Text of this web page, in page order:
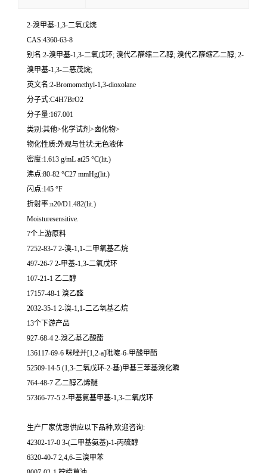
2-溴甲基-1,3-二氧戊烷
CAS:4360-63-8
别名:2-溴甲基-1,3-二氧戊环; 溴代乙醛缩二乙醇; 溴代乙醛缩乙二醇; 2-
溴甲基-1,3-二恶茂烷;
英文名:2-Bromomethyl-1,3-dioxolane
分子式:C4H7BrO2
分子量:167.001
类别:其他>化学试剂>卤化物>
物化性质:外观与性状:无色液体
密度:1.613 g/mL at25 °C(lit.)
沸点:80-82 °C27 mmHg(lit.)
闪点:145 °F
折射率:n20/D1.482(lit.)
Moisturesensitive.
7个上游原料
7252-83-7 2-溴-1,1-二甲氧基乙烷
497-26-7 2-甲基-1,3-二氧戊环
107-21-1 乙二醇
17157-48-1 溴乙醛
2032-35-1 2-溴-1,1-二乙氧基乙烷
13个下游产品
927-68-4 2-溴乙基乙酸酯
136117-69-6 咪唑并[1,2-a]吡啶-6-甲酸甲酯
52509-14-5 (1,3-二氧戊环-2-基)甲基三苯基溴化瞵
764-48-7 乙二醇乙烯醚
57366-77-5 2-甲基氨基甲基-1,3-二氧戊环
生产厂家优惠供应以下品种,欢迎咨询:
42302-17-0 3-(二甲基氨基)-1-丙硫醇
6320-40-7 2,4,6-三溴甲苯